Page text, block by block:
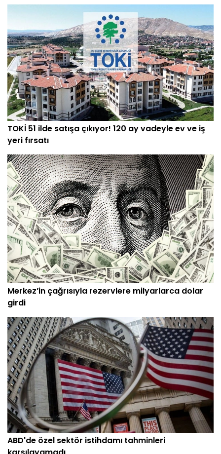
TOKİ 51 ilde satışa çıkıyor! 120 ay vadeyle ev ve iş
yeri fırsatı
Merkez’in çağrısıyla rezervlere milyarlarca dolar
girdi
ABD'de özel sektör istihdamı tahminleri